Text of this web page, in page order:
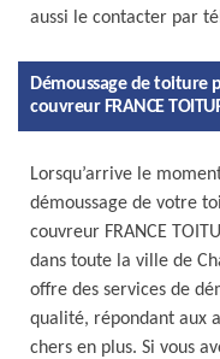
aussi le contacter par
Démoussage de toiture
couvreur FRANCE
Lorsqu’arrive le
démoussage de votre
couvreur FRANCE
dans toute la ville de
offre des services de
qualité, répondant aux
chers en plus. Si vous